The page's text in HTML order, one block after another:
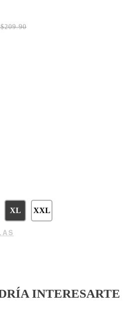
XL XXL
INTERESARTE